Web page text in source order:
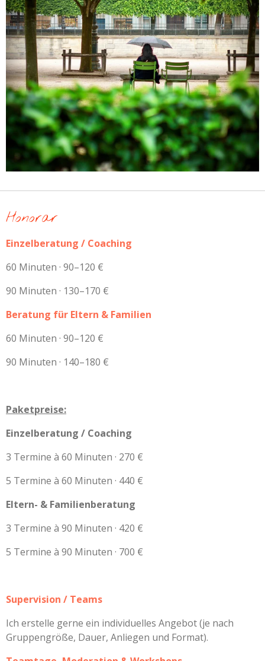
Honorar
Einzelberatung / Coaching
60 Minuten · 90–120 €
90 Minuten · 130–170 €
Beratung für Eltern & Familien
60 Minuten · 90–120 €
90 Minuten · 140–180 €
Paketpreise:
Einzelberatung / Coaching
3 Termine à 60 Minuten · 270 €
5 Termine à 60 Minuten · 440 €
Eltern- & Familienberatung
3 Termine à 90 Minuten · 420 €
5 Termine à 90 Minuten · 700 €
Supervision / Teams
Ich erstelle gerne ein individuelles Angebot (je nach
Gruppengröße, Dauer, Anliegen und Format).